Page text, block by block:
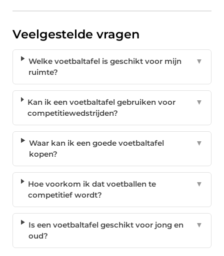
Veelgestelde vragen
Welke voetbaltafel is geschikt voor mijn
ruimte?
▼
Kan ik een voetbaltafel gebruiken voor
competitiewedstrijden?
▼
Waar kan ik een goede voetbaltafel
kopen?
▼
Hoe voorkom ik dat voetballen te
competitief wordt?
▼
Is een voetbaltafel geschikt voor jong en
oud?
▼